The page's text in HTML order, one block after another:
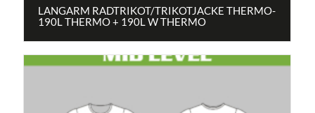
LANGARM RADTRIKOT/TRIKOTJACKE THERMO-
190L THERMO + 190L W THERMO